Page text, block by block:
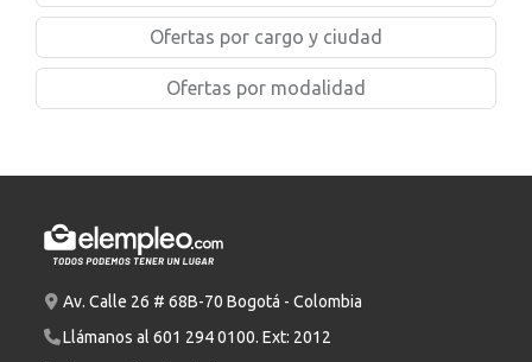
Ofertas por cargo y ciudad
Ofertas por modalidad
Av. Calle 26 # 68B-70 Bogotá - Colombia
Llámanos al 601 294 0100. Ext: 2012